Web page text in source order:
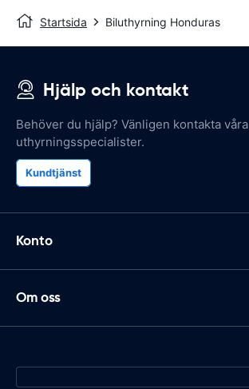
Startsida Biluthyrning Honduras
Hjälp och kontakt
Behöver du hjälp? Vänligen kontakta våra
uthyrningsspecialister.
Kundtjänst
Konto
Om oss